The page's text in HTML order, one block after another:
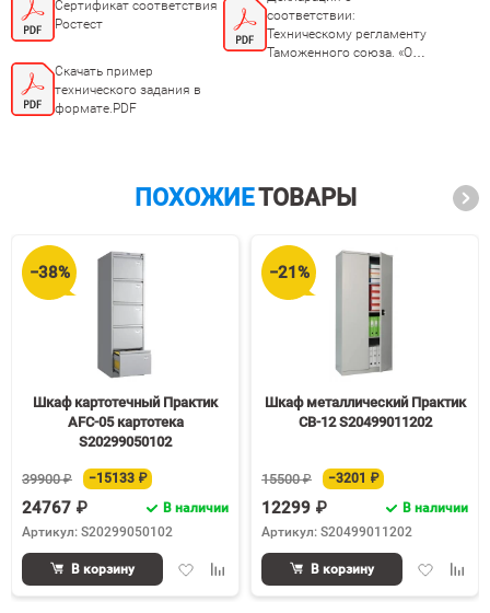
Сертификат соответствия
Ростест
соответствии:
Техническому регламенту
Таможенного союза. «О
Скачать пример
технического задания в
формате.PDF
ПОХОЖИЕТОВАРЫ
−38%
Шкаф картотечный Практик
AFC-05 картотека
S20299050102
39900 ₽ −15133 ₽
24767 ₽
В наличии
Артикул: S20299050102
ДобавитьДобавить
В корзину
−21%
Шкаф металлический Практик
СВ-12 S20499011202
15500 ₽ −3201 ₽
12299 ₽
В наличии
Артикул: S20499011202
Добавить
В корзину